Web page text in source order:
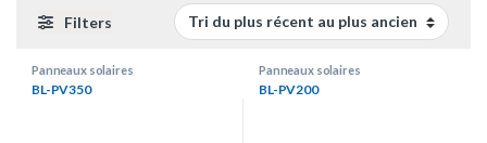
Filters
Panneaux solaires
BL-PV350
Panneaux solaires
BL-PV200